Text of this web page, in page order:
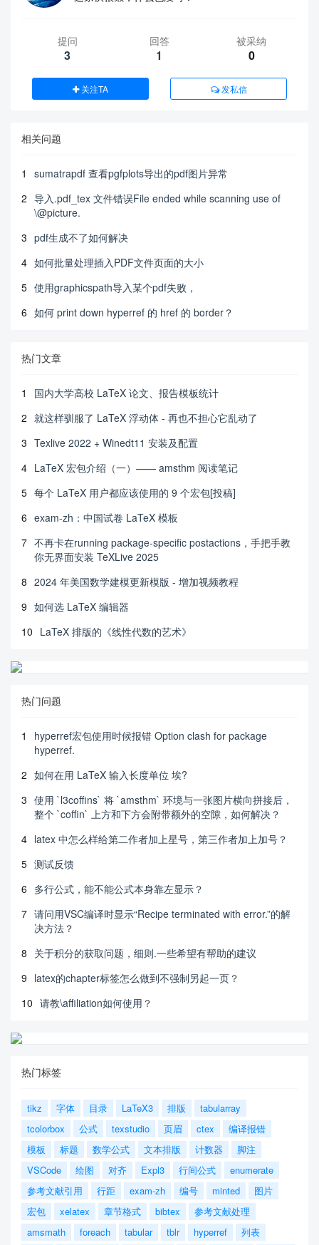
提问
3
回答
1
被采纳
0
关注TA 发私信
相关问题
1
sumatrapdf 查看pgfplots导出的pdf图片异常
2 导入.pdf_tex 文件错误File ended while scanning use of
\@picture.
3 pdf生成不了如何解决
4 如何批量处理插入PDF文件页面的大小
5 使用graphicspath导入某个pdf失败，
6 如何 print down hyperref 的 href 的 border？
热门文章
1
国内大学高校 LaTeX 论文、报告模板统计
2 就这样驯服了 LaTeX 浮动体 - 再也不担心它乱动了
3 Texlive 2022 + Winedt11 安装及配置
4 LaTeX 宏包介绍（一）—— amsthm 阅读笔记
5 每个 LaTeX 用户都应该使用的 9 个宏包[投稿]
6 exam-zh：中国试卷 LaTeX 模板
7 不再卡在running package-specific postactions，手把手教
你无界面安装 TeXLive 2025
8 2024 年美国数学建模更新模版 - 增加视频教程
9 如何选 LaTeX 编辑器
10 LaTeX 排版的《线性代数的艺术》
热门问题
1
hyperref宏包使用时候报错 Option clash for package
hyperref.
2 如何在用 LaTeX 输入长度单位 埃?
3 使用 `l3coffins` 将 `amsthm` 环境与一张图片横向拼接后，
整个 `coffin` 上方和下方会附带额外的空隙，如何解决？
4 latex 中怎么样给第二作者加上星号，第三作者加上加号？
5 测试反馈
6 多行公式，能不能公式本身靠左显示？
7 请问用VSC编译时显示“Recipe terminated with error.”的解
决方法？
8 关于积分的获取问题，细则.一些希望有帮助的建议
9 latex的chapter标签怎么做到不强制另起一页？
10 请教\affiliation如何使用？
热门标签
tikz 字体 目录 LaTeX3 排版
tabularray
tcolorbox
公式 texstudio 页眉 ctex
编译报错
模板
标题 数学公式 文本排版 计数器
脚注
VSCode
绘图 对齐 Expl3 行间公式
enumerate
参考文献引用
行距 exam-zh 编号 minted
图片
宏包
xelatex 章节格式 bibtex
参考文献处理
amsmath
foreach tabular tblr hyperref
列表